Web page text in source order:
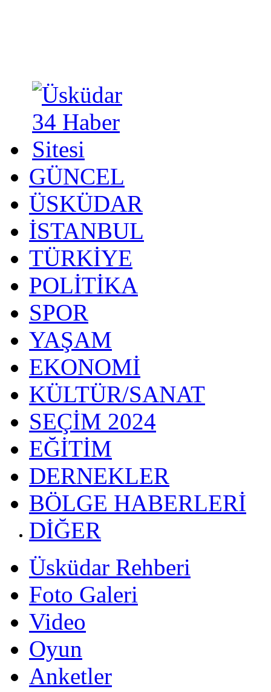
GÜNCEL
ÜSKÜDAR
İSTANBUL
TÜRKİYE
POLİTİKA
SPOR
YAŞAM
EKONOMİ
KÜLTÜR/SANAT
SEÇİM 2024
EĞİTİM
DERNEKLER
BÖLGE HABERLERİ
DİĞER
Üsküdar Rehberi
Foto Galeri
Video
Oyun
Anketler